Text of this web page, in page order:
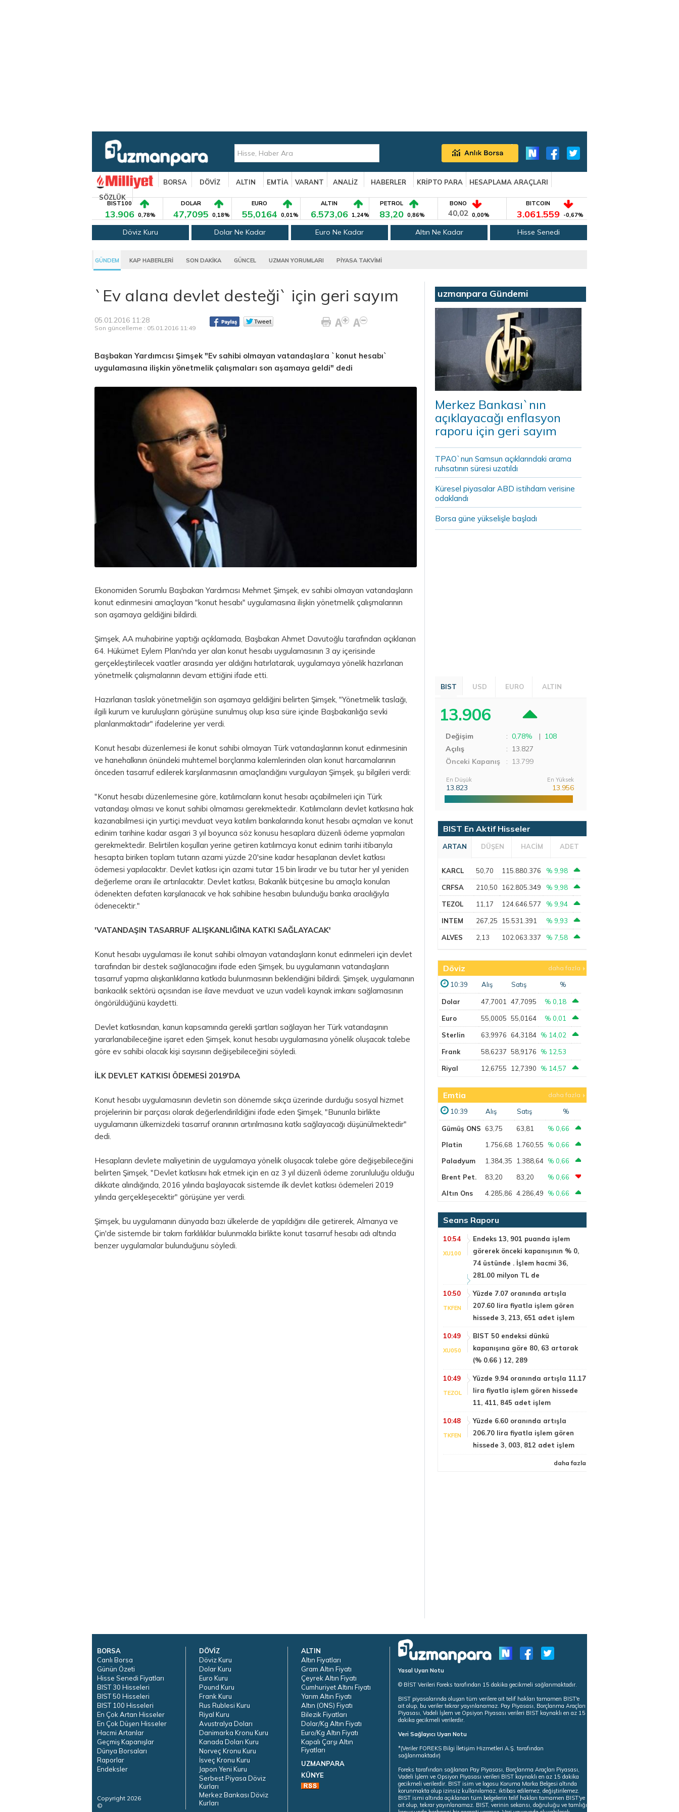
BORSA DÖVİZ ALTIN EMTİA VARANT ANALİZ HABERLER KRİPTO PARA
HESAPLAMA ARAÇLARI
SÖZLÜK
BIST100
13.906 0,78%
DOLAR
47,7095 0,18%
EURO
55,0164 0,01%
ALTIN
6.573,06 1,24%
PETROL
83,20 0,86%
BONO
40,02 0,00%
BITCOIN
3.061.559 -0,67%
Döviz Kuru Dolar Ne Kadar Euro Ne Kadar Altın Ne Kadar Hisse Senedi
GÜNDEM KAP HABERLERİ SON DAKİKA GÜNCEL UZMAN YORUMLARI PİYASA TAKVİMİ
`Ev alana devlet desteği` için geri sayım
05.01.2016 11:28
Son güncelleme : 05.01.2016 11:49
Başbakan Yardımcısı Şimşek "Ev sahibi olmayan vatandaşlara `konut hesabı`
uygulamasına ilişkin yönetmelik çalışmaları son aşamaya geldi" dedi
Ekonomiden Sorumlu Başbakan Yardımcısı Mehmet Şimşek, ev sahibi olmayan vatandaşların
konut edinmesini amaçlayan "konut hesabı" uygulamasına ilişkin yönetmelik çalışmalarının
son aşamaya geldiğini bildirdi.
Şimşek, AA muhabirine yaptığı açıklamada, Başbakan Ahmet Davutoğlu tarafından açıklanan
64. Hükümet Eylem Planı'nda yer alan konut hesabı uygulamasının 3 ay içerisinde
gerçekleştirilecek vaatler arasında yer aldığını hatırlatarak, uygulamaya yönelik hazırlanan
yönetmelik çalışmalarının devam ettiğini ifade etti.
Hazırlanan taslak yönetmeliğin son aşamaya geldiğini belirten Şimşek, "Yönetmelik taslağı,
ilgili kurum ve kuruluşların görüşüne sunulmuş olup kısa süre içinde Başbakanlığa sevki
planlanmaktadır" ifadelerine yer verdi.
Konut hesabı düzenlemesi ile konut sahibi olmayan Türk vatandaşlarının konut edinmesinin
ve hanehalkının önündeki muhtemel borçlanma kalemlerinden olan konut harcamalarının
önceden tasarruf edilerek karşılanmasının amaçlandığını vurgulayan Şimşek, şu bilgileri verdi:
"Konut hesabı düzenlemesine göre, katılımcıların konut hesabı açabilmeleri için Türk
vatandaşı olması ve konut sahibi olmaması gerekmektedir. Katılımcıların devlet katkısına hak
kazanabilmesi için yurtiçi mevduat veya katılım bankalarında konut hesabı açmaları ve konut
edinim tarihine kadar asgari 3 yıl boyunca söz konusu hesaplara düzenli ödeme yapmaları
gerekmektedir. Belirtilen koşulları yerine getiren katılımcıya konut edinim tarihi itibarıyla
hesapta biriken toplam tutarın azami yüzde 20'sine kadar hesaplanan devlet katkısı
ödemesi yapılacaktır. Devlet katkısı için azami tutar 15 bin liradır ve bu tutar her yıl yeniden
değerleme oranı ile artırılacaktır. Devlet katkısı, Bakanlık bütçesine bu amaçla konulan
ödenekten defaten karşılanacak ve hak sahibine hesabın bulunduğu banka aracılığıyla
ödenecektir."
'VATANDAŞIN TASARRUF ALIŞKANLIĞINA KATKI SAĞLAYACAK'
Konut hesabı uygulaması ile konut sahibi olmayan vatandaşların konut edinmeleri için devlet
tarafından bir destek sağlanacağını ifade eden Şimşek, bu uygulamanın vatandaşların
tasarruf yapma alışkanlıklarına katkıda bulunmasının beklendiğini bildirdi. Şimşek, uygulamanın
bankacılık sektörü açısından ise ilave mevduat ve uzun vadeli kaynak imkanı sağlamasının
öngörüldüğünü kaydetti.
Devlet katkısından, kanun kapsamında gerekli şartları sağlayan her Türk vatandaşının
yararlanabileceğine işaret eden Şimşek, konut hesabı uygulamasına yönelik oluşacak talebe
göre ev sahibi olacak kişi sayısının değişebileceğini söyledi.
İLK DEVLET KATKISI ÖDEMESİ 2019'DA
Konut hesabı uygulamasının devletin son dönemde sıkça üzerinde durduğu sosyal hizmet
projelerinin bir parçası olarak değerlendirildiğini ifade eden Şimşek, "Bununla birlikte
uygulamanın ülkemizdeki tasarruf oranının artırılmasına katkı sağlayacağı düşünülmektedir"
dedi.
Hesapların devlete maliyetinin de uygulamaya yönelik oluşacak talebe göre değişebileceğini
belirten Şimşek, "Devlet katkısını hak etmek için en az 3 yıl düzenli ödeme zorunluluğu olduğu
dikkate alındığında, 2016 yılında başlayacak sistemde ilk devlet katkısı ödemeleri 2019
yılında gerçekleşecektir" görüşüne yer verdi.
Şimşek, bu uygulamanın dünyada bazı ülkelerde de yapıldığını dile getirerek, Almanya ve
Çin'de sistemde bir takım farklılıklar bulunmakla birlikte konut tasarruf hesabı adı altında
benzer uygulamalar bulunduğunu söyledi.
uzmanpara Gündemi
Merkez Bankası`nın
açıklayacağı enflasyon
raporu için geri sayım
TPAO`nun Samsun açıklarındaki arama
ruhsatının süresi uzatıldı
Küresel piyasalar ABD istihdam verisine
odaklandı
Borsa güne yükselişle başladı
BIST USD EURO ALTIN
13.906
Değişim : 0,78% | 108
Açılış
: 13.827
Önceki Kapanış
: 13.799
En Düşük
13.823
En Yüksek
13.956
BIST En Aktif Hisseler
ARTAN DÜŞEN HACİM ADET
KARCL 50,70 115.880.376 % 9,98
CRFSA 210,50 162.805.349 % 9,98
TEZOL 11,17 124.646.577 % 9,94
INTEM 267,25 15.531.391 % 9,93
ALVES 2,13 102.063.337 % 7,58
Döviz daha fazla
10:39 Alış Satış %
Dolar 47,7001 47,7095 % 0,18
Euro 55,0005 55,0164 % 0,01
Sterlin 63,9976 64,3184 % 14,02
Frank 58,6237 58,9176 % 12,53
Riyal 12,6755 12,7390 % 14,57
Emtia daha fazla
10:39 Alış Satış %
Gümüş ONS 63,75 63,81
% 0,66
Platin
1.756,68 1.760,55
% 0,66
Paladyum
1.384,35 1.388,64 % 0,66
Brent Pet.
83,20 83,20
% 0,66
Altın Ons
4.285,86 4.286,49 % 0,66
Seans Raporu
10:54
XU100
Endeks 13, 901 puanda işlem
görerek önceki kapanışının % 0,
74 üstünde . İşlem hacmi 36,
281.00 milyon TL de
10:50
TKFEN
Yüzde 7.07 oranında artışla
207.60 lira fiyatla işlem gören
hissede 3, 213, 651 adet işlem
10:49
XU050
BIST 50 endeksi dünkü
kapanışına göre 80, 63 artarak
(% 0.66 ) 12, 289
10:49
TEZOL
Yüzde 9.94 oranında artışla 11.17
lira fiyatla işlem gören hissede
11, 411, 845 adet işlem
10:48
TKFEN
Yüzde 6.60 oranında artışla
206.70 lira fiyatla işlem gören
hissede 3, 003, 812 adet işlem
daha fazla
BORSA
Canlı Borsa
Günün Özeti
Hisse Senedi Fiyatları
BIST 30 Hisseleri
BIST 50 Hisseleri
BIST 100 Hisseleri
En Çok Artan Hisseler
En Çok Düşen Hisseler
Hacmi Artanlar
Geçmiş Kapanışlar
Dünya Borsaları
Raporlar
Endeksler
Copyright 2026
©
DÖVİZ
Döviz Kuru
Dolar Kuru
Euro Kuru
Pound Kuru
Frank Kuru
Rus Rublesi Kuru
Riyal Kuru
Avustralya Doları
Danimarka Kronu Kuru
Kanada Doları Kuru
Norveç Kronu Kuru
İsveç Kronu Kuru
Japon Yeni Kuru
Serbest Piyasa Döviz
Kurları
Merkez Bankası Döviz
Kurları
ALTIN
Altın Fiyatları
Gram Altın Fiyatı
Çeyrek Altın Fiyatı
Cumhuriyet Altını Fiyatı
Yarım Altın Fiyatı
Altın (ONS) Fiyatı
Bilezik Fiyatları
Dolar/Kg Altın Fiyatı
Euro/Kg Altın Fiyatı
Kapalı Çarşı Altın
Fiyatları
UZMANPARA
KÜNYE
Yasal Uyarı Notu
© BİST Verileri Foreks tarafından 15 dakika gecikmeli sağlanmaktadır.
BIST piyasalarında oluşan tüm verilere ait telif hakları tamamen BIST'e
ait olup, bu veriler tekrar yayınlanamaz. Pay Piyasası, Borçlanma Araçları
Piyasası, Vadeli İşlem ve Opsiyon Piyasası verileri BIST kaynaklı en az 15
dakika gecikmeli verilerdir.
Veri Sağlayıcı Uyarı Notu
*(Veriler FOREKS Bilgi İletişim Hizmetleri A.Ş. tarafından
sağlanmaktadır)
Foreks tarafından sağlanan Pay Piyasası, Borçlanma Araçları Piyasası,
Vadeli İşlem ve Opsiyon Piyasası verileri BIST kaynaklı en az 15 dakika
gecikmeli verilerdir. BIST isim ve logosu Koruma Marka Belgesi altında
korunmakta olup izinsiz kullanılamaz, iktibas edilemez, değiştirilemez.
BIST ismi altında açıklanan tüm belgelerin telif hakları tamamen BIST'ye
ait olup, tekrar yayınlanamaz. BIST, verinin sekansı, doğruluğu ve tamlığı